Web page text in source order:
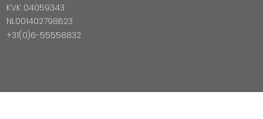
KVK 04059343
NL001402798B23
+31(0)6-55558832